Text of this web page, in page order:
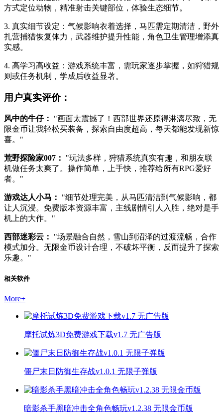
方式定位动物，精准射击关键部位，体验生态细节。
3. 真实细节设定：气候影响衣着选择，马匹需定期清洁，野外
扎营捕猎恢复体力，武器维护提升性能，角色卫生管理增添真
实感。
4. 高学习高收益：游戏系统丰富，需玩家逐步掌握，如狩猎规
则或任务机制，学成后收益显著。
用户真实评价：
风中的牛仔：
"画面太震撼了！西部世界还原得淋漓尽致，无
限金币让我轻松买装备，探索自由度超高，每天都能发现新惊
喜。"
荒野探险家007：
"玩法多样，狩猎系统真实有趣，和朋友联
机做任务太爽了。操作简单，上手快，推荐给所有RPG爱好
者。"
游戏达人小马：
"细节处理完美，从马匹清洁到气候影响，都
让人沉浸。免费版本资源丰富，主线剧情引人入胜，绝对是手
机上的大作。"
西部迷彩云：
"场景融合自然，雪山到沼泽的过渡流畅，合作
模式加分。无限金币设计合理，不破坏平衡，反而提升了探索
乐趣。"
相关软件
More+
摩托试炼3D免费游戏下载v1.7 无广告版
僵尸末日防御生存战v1.0.1 无限子弹版
暗影杀手黑暗冲击全角色畅玩v1.2.38 无限金币版